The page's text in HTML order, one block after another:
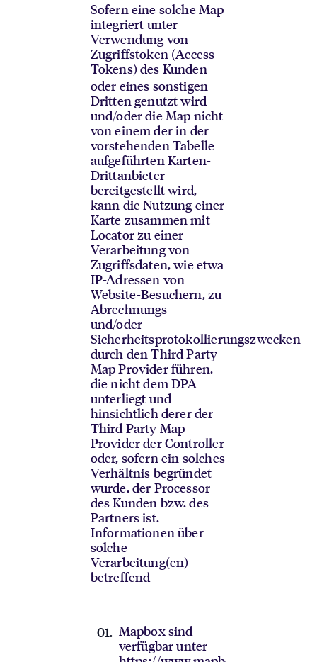
Sofern eine solche Map
integriert unter
Verwendung von
Zugriffstoken (Access
Tokens) des Kunden
oder eines sonstigen
Dritten genutzt wird
und/oder die Map nicht
von einem der in der
vorstehenden Tabelle
aufgeführten Karten-
Drittanbieter
bereitgestellt wird,
kann die Nutzung einer
Karte zusammen mit
Locator zu einer
Verarbeitung von
Zugriffsdaten, wie etwa
IP-Adressen von
Website-Besuchern, zu
Abrechnungs-
und/oder
Sicherheitsprotokollierungszwecken
durch den Third Party
Map Provider führen,
die nicht dem DPA
unterliegt und
hinsichtlich derer der
Third Party Map
Provider der Controller
oder, sofern ein solches
Verhältnis begründet
wurde, der Processor
des Kunden bzw. des
Partners ist.
Informationen über
solche
Verarbeitung(en)
betreffend
Mapbox sind
verfügbar unter